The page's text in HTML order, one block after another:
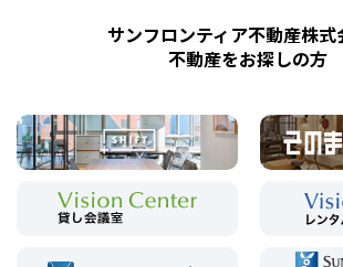
サンフロンティア不動産株式
不動産をお探しの方